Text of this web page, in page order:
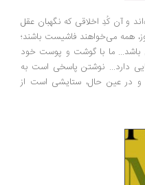
کُدِ اخلاقی که نگهبان عقل
می‌خواهند فاشیست باشند؛
ما با گوشت و پوست خود
نوشتن پاسخی است به
عین حال، ستایشی است از